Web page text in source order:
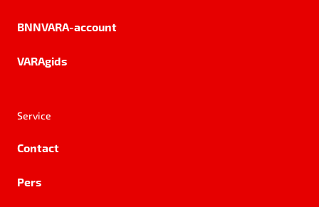
BNNVARA-account
VARAgids
Service
Contact
Pers